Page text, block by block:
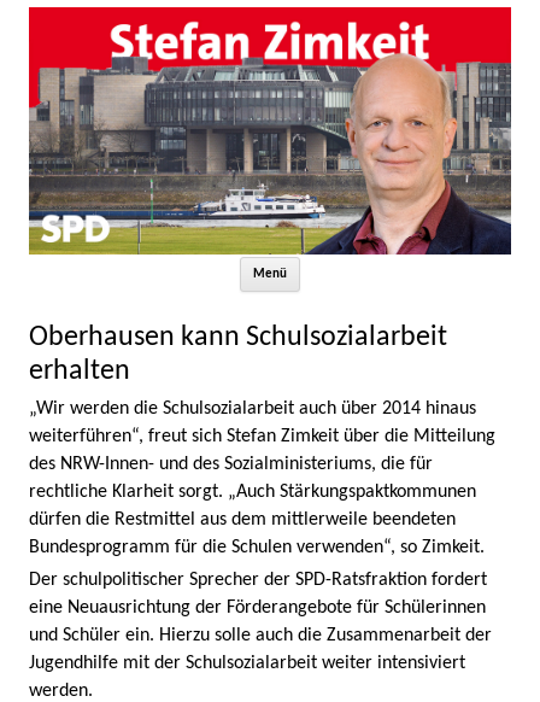
Menü
Oberhausen kann Schulsozialarbeit
erhalten
„Wir werden die Schulsozialarbeit auch über 2014 hinaus
weiterführen“, freut sich Stefan Zimkeit über die Mitteilung
des NRW-Innen- und des Sozialministeriums, die für
rechtliche Klarheit sorgt. „Auch Stärkungspaktkommunen
dürfen die Restmittel aus dem mittlerweile beendeten
Bundesprogramm für die Schulen verwenden“, so Zimkeit.
Der schulpolitischer Sprecher der SPD-Ratsfraktion fordert
eine Neuausrichtung der Förderangebote für Schülerinnen
und Schüler ein. Hierzu solle auch die Zusammenarbeit der
Jugendhilfe mit der Schulsozialarbeit weiter intensiviert
werden.